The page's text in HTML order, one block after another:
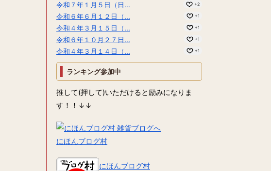
令和７年１月５日（日... +2
令和６年６月１２日（... +1
令和４年３月１５日（... +1
令和６年１０月２７日... +1
令和４年３月１４日（... +1
ランキング参加中
推して(押して)いただけると励みになりま
す！！↓↓
にほんブログ村
にほんブログ村